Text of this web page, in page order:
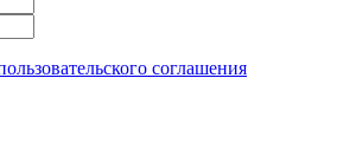
соглашения